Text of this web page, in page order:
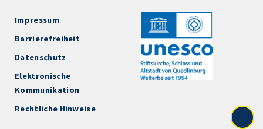
Impressum
Barrierefreiheit
Datenschutz
Elektronische
Kommunikation
Rechtliche Hinweise